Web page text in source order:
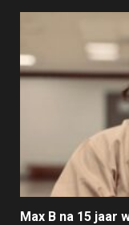
Max B na 15 jaar